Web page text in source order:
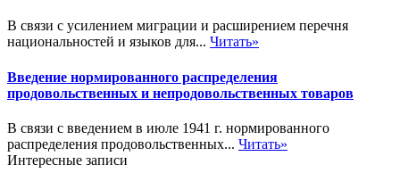
В связи с усилением миграции и расширением перечня
национальностей и языков для... Читать»
Введение нормированного распределения
продовольственных и непродовольственных товаров
В связи с введением в июле 1941 г. нормированного
распределения продовольственных... Читать»
Интересные записи